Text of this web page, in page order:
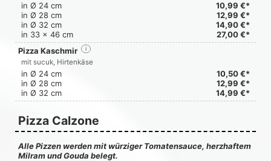
in Ø 24 cm
10,99 €*
in Ø 28 cm
12,99 €*
in Ø 32 cm
14,90 €*
in 33 x 46 cm
27,00 €*
Pizza Kaschmir
i
mit sucuk, Hirtenkäse
in Ø 24 cm
10,50 €*
in Ø 28 cm
12,99 €*
in Ø 32 cm
14,99 €*
Pizza Calzone
Alle Pizzen werden mit würziger Tomatensauce, herzhaftem
Milram und Gouda belegt.